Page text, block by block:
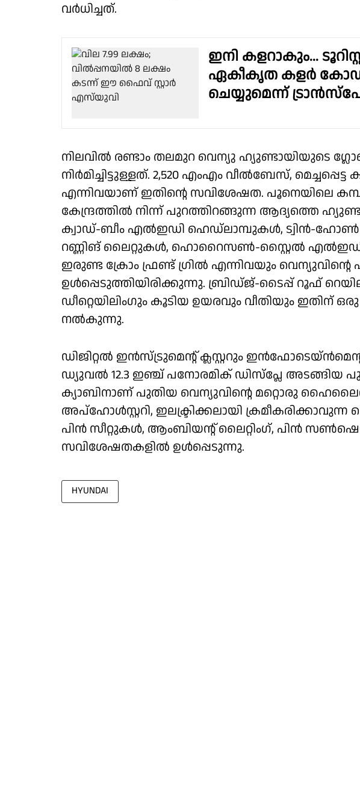
വർധിച്ചത്.
ഇനി കളറാകും...
ഏകീകൃത കളർ കോഡ്
ചെയ്യുമെന്ന്
നിലവിൽ രണ്ടാം തലമുറ വെന്യു ഹ്യുണ്ടായിയുടെ
നിർമിച്ചിട്ടുള്ളത്. 2,520 എംഎം വീൽബേസ്,
എന്നിവയാണ് ഇതിൻ്റെ സവിശേഷത. പൂനെയിലെ
കേന്ദ്രത്തിൽ നിന്ന് പുറത്തിറങ്ങുന്ന ആദ്യത്തെ
ക്വാഡ്-ബീം എൽഇഡി ഹെഡ്‌ലാമ്പുകൾ, ട്വിൻ-
റണ്ണിങ് ലൈറ്റുകൾ, ഹൊറൈസൺ-സ്റ്റൈൽ എൽഇഡി
ഇരുണ്ട ക്രോം ഫ്രണ്ട് ഗ്രിൽ എന്നിവയും
ഉൾപ്പെടുത്തിയിരിക്കുന്നു. ബ്രിഡ്ജ്-ടൈപ്പ് റൂഫ്
ഡീറ്റെയിലിംഗും കൂടിയ ഉയരവും വീതിയും ഇതിന് ഒരു
നൽകുന്നു.
ഡിജിറ്റൽ ഇൻസ്ട്രുമെന്റ് ക്ലസ്റ്ററും
ഡ്യുവൽ 12.3 ഇഞ്ച് പനോരമിക് ഡിസ്‌പ്ലേ
ക്യാബിനാണ് പുതിയ വെന്യുവിൻ്റെ മറ്റൊരു
അപ്ഹോൾസ്റ്ററി, ഇലക്ട്രിക്കലായി ക്രമീകരിക്കാവുന്ന
പിൻ സീറ്റുകൾ, ആംബിയന്റ് ലൈറ്റിംഗ്, പിൻ
സവിശേഷതകളിൽ ഉൾപ്പെടുന്നു.
HYUNDAI